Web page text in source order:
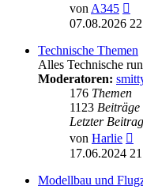
vonA345
07.08.2026
Technische Themen
Alles Technische
Moderatoren:
176 Themen
1123 Beiträge
Letzter Beitrag
von Harlie
17.06.2024
Modellbau und